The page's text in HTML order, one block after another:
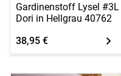
Gardinenstoff Lysel #3L
Dori in Hellgrau 40762
38,95 €